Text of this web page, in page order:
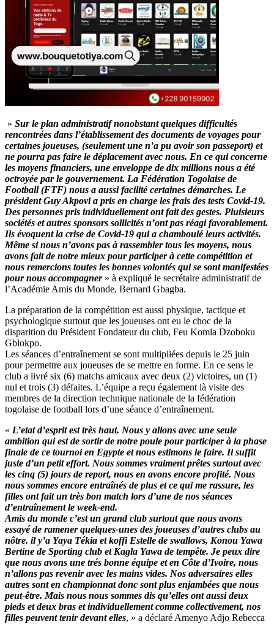
» Sur le plan administratif nonobstant quelques difficultés
rencontrées dans l’établissement des documents de voyages pour
certaines joueuses, (seulement une n’a pu avoir son passeport) et
ne pourra pas faire le déplacement avec nous. En ce qui concerne
les moyens financiers, une enveloppe de dix millions nous a été
octroyée par le gouvernement. La Fédération Togolaise de
Football (FTF) nous a aussi facilité certaines démarches. Le
président Guy Akpovi a pris en charge les frais des tests Covid-19.
Des personnes pris individuellement ont fait des gestes. Pluisieurs
sociétés et autres sponsors sollicités n’ont pas réagi favorablement.
Ils évoquent la crise de Covid-19 qui a chamboulé leurs activités.
Même si nous n’avons pas à rassembler tous les moyens, nous
avons fait de notre mieux pour participer à cette compétition et
nous remercions toutes les bonnes volontés qui se sont manifestées
pour nous accompagner» à expliqué le secrétaire administratif de
l’Académie Amis du Monde, Bernard Gbagba.
La préparation de la compétition est aussi physique, tactique et
psychologique surtout que les joueuses ont eu le choc de la
disparition du Président Fondateur du club, Feu Komla Dzoboku
Gblokpo.
Les séances d’entraînement se sont multipliées depuis le 25 juin
pour permettre aux joueuses de se mettre en forme. En ce sens le
club a livré six (6) matchs amicaux avec deux (2) victoires, un (1)
nul et trois (3) défaites. L’équipe a reçu également là visite des
membres de la direction technique nationale de la fédération
togolaise de football lors d’une séance d’entraînement.
« L’etat d’esprit est très haut. Nous y allons avec une seule
ambition qui est de sortir de notre poule pour participer à la phase
finale de ce tournoi en Egypte et nous estimons le faire. Il suffit
juste d’un petit effort. Nous sommes vraiment prêtes surtout avec
les cinq (5) jours de report, nous en avons encore profité. Nous
nous sommes encore entraînés de plus et ce qui me rassure, les
filles ont fait un très bon match lors d’une de nos séances
d’entraînement le week-end.
Amis du monde c’est un grand club surtout que nous avons
essayé de ramener quelques-unes des joueuses d’autres clubs au
nôtre. il y’a Yaya Tékia et koffi Estelle de swallows, Konou Yawa
Bertine de Sporting club et Kagla Yawa de tempête. Je peux dire
que nous avons une trés bonne équipe et en Côte d’Ivoire, nous
n’allons pas revenir avec les mains vides. Nos adversaires elles
autres sont en championnat donc sont plus enjambées que nous
peut-être. Mais nous nous sommes dis qu’elles ont aussi deux
pieds et deux bras et individuellement comme collectivement, nos
filles peuvent tenir devant elles, » a déclaré Amenyo Adjo Rebecca